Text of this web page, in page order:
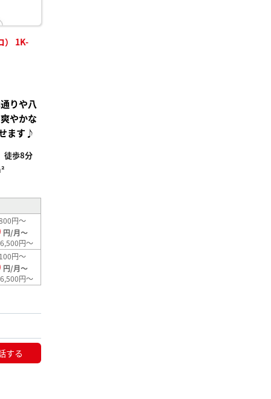
） 1K-
りや八
やかな
ます♪
徒歩8分
円～
円/月～
円～
円～
円/月～
円～
する